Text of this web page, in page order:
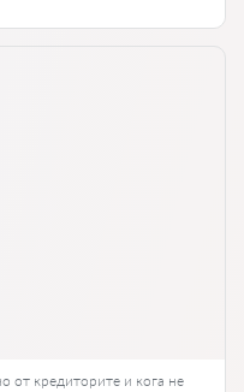
от кредиторите и кога не